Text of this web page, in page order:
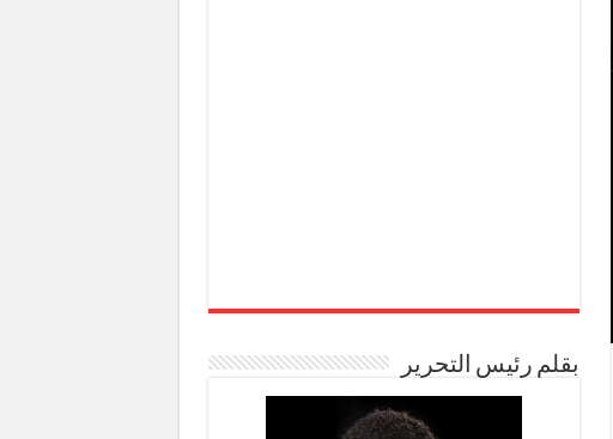
بقلم رئيس التحرير